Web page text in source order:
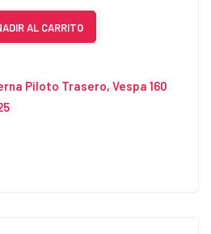
AL CARRITO
Piloto Trasero, Vespa 160